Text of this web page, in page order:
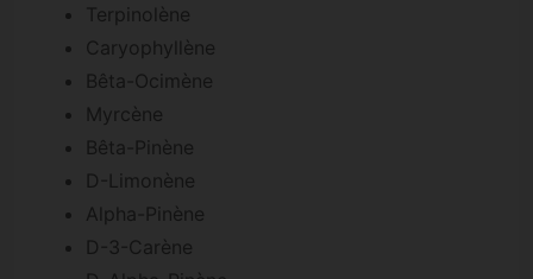
Terpinolène
Caryophyllène
Bêta-Ocimène
Myrcène
Bêta-Pinène
D-Limonène
Alpha-Pinène
D-3-Carène